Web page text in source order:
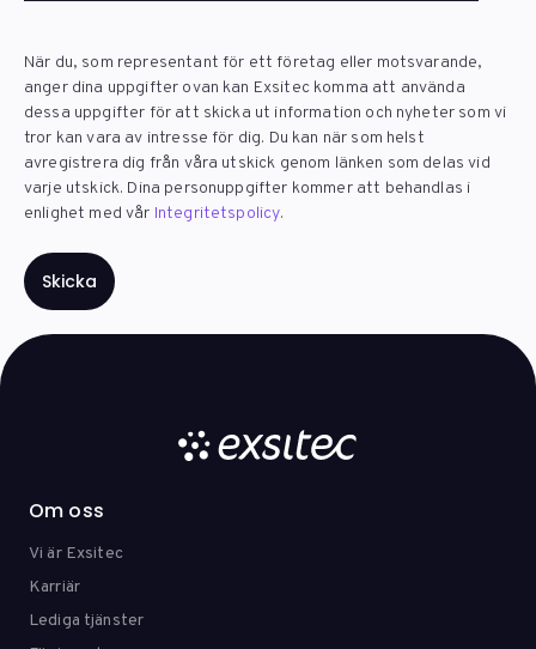
När du, som representant för ett företag eller motsvarande,
anger dina uppgifter ovan kan Exsitec komma att använda
dessa uppgifter för att skicka ut information och nyheter som vi
tror kan vara av intresse för dig. Du kan när som helst
avregistrera dig från våra utskick genom länken som delas vid
varje utskick. Dina personuppgifter kommer att behandlas i
enlighet med vår Integritetspolicy.
Om oss
Vi är Exsitec
Karriär
Lediga tjänster